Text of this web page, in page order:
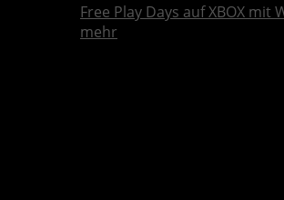
Free Play Days auf XBOX mit
mehr